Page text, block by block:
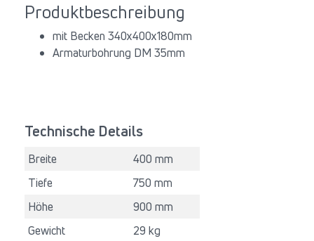
Produktbeschreibung
mit Becken 340x400x180mm
Armaturbohrung DM 35mm
Technische Details
Breite
400 mm
Tiefe
750 mm
Höhe
900 mm
Gewicht
29 kg